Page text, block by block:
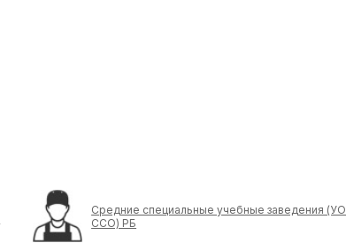
Средние специальные учебные заведения (УО
ССО) РБ